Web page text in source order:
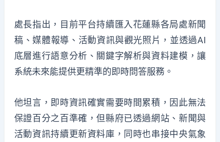
處長指出，目前平台持續匯入花蓮縣各局處新聞
稿、媒體報導、活動資訊與觀光照片，並透過AI
底層進行語意分析、關鍵字解析與資料建模，讓
系統未來能提供更精準的即時問答服務。
他坦言，即時資訊確實需要時間累積，因此無法
保證百分之百準確，但縣府已透過網站、新聞與
活動資訊持續更新資料庫，同時也串接中央氣象